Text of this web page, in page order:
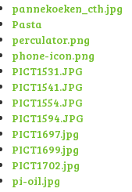
pannekoeken_cth.jpg
Pasta
perculator.png
phone-icon.png
PICT1531.JPG
PICT1541.JPG
PICT1554.JPG
PICT1594.JPG
PICT1697.jpg
PICT1699.jpg
PICT1702.jpg
pi-oil.jpg